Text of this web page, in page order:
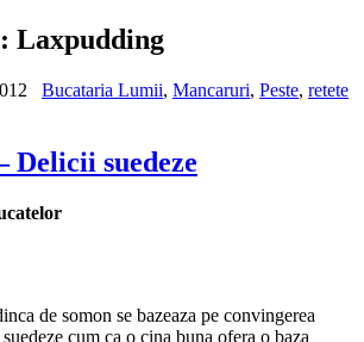
Laxpudding
Bucataria Lumii, Mancaruri, Peste, retete
Delicii suedeze
de somon se bazeaza pe convingerea
cum ca o cina buna ofera o baza